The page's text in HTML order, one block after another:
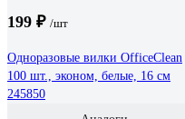
199 ₽ /шт
Одноразовые вилки OfficeClean
100 шт., эконом, белые, 16 см
245850